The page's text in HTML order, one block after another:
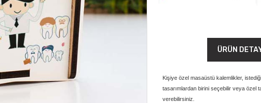
ÜRÜN
Kişiye özel masaüstü kalemlikler,
tasarımlardan birini seçebilir veya özel
verebilirsiniz.